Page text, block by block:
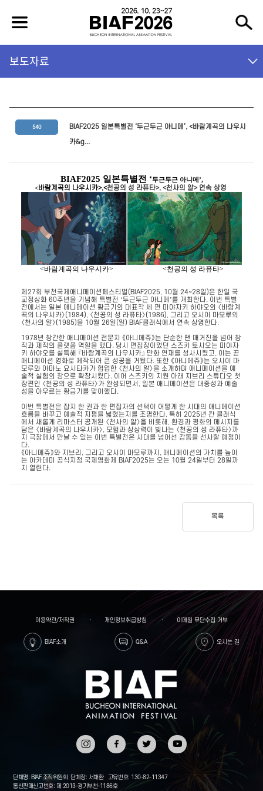
보도자료
540
BIAF2025 일본특별전 ‘두근두근 아니메’, <바람계곡의 나우시
카&g...
BIAF2025 일본특별전 ‘두근두근 아니메’,
<바람계곡의 나우시카>,<천공의 성 라퓨타>, <천사의 알> 연속 상영
<바람계곡의 나우시카> <천공의 성 라퓨타>
제27회 부천국제애니메이션페스티벌(BIAF2025, 10월 24~28일)은 한일 국
교정상화 60주년을 기념해 특별전 ‘두근두근 아니메 ’를 개최한다. 이번 특별
전에서는 일본 애니메이션 황금기의 대표작 세 편 미야자키 하야오의 〈바람계
곡의 나우시카〉(1984), 〈천공의 성 라퓨타〉(1986), 그리고 오시이 마모루의
〈천사의 알〉(1985)을 10월 26일(일) BIAF클래식에서 연속 상영한다.
1978년 창간한 애니메이션 전문지 《아니메쥬》는 단순한 팬 매거진을 넘어 창
작과 제작의 플랫폼 역할을 했다. 당시 편집장이었던 스즈키 토시오는 미야자
키 하야오를 설득해 『바람계곡의 나우시카』 만화 연재를 성사시켰고, 이는 곧
애니메이션 영화로 제작되어 큰 성공을 거뒀다. 또한 《아니메쥬》는 오시이 마
모루와 아마노 요시타카가 협업한 〈천사의 알〉을 소개하며 애니메이션을 예
술적 실험의 장으로 확장시켰다. 이어 스즈키의 지원 아래 지브리 스튜디오 첫
장편인 〈천공의 성 라퓨타〉가 완성되면서, 일본 애니메이션은 대중성과 예술
성을 아우르는 황금기를 맞이했다.
이번 특별전은 잡지 한 권과 한 편집자의 선택이 어떻게 한 시대의 애니메이션
흐름을 바꾸고 예술적 지평을 넓혔는지를 조명한다. 특히 2025년 칸 클래식
에서 새롭게 리마스터 공개된 〈천사의 알〉을 비롯해, 환경과 평화의 메시지를
담은 〈바람계곡의 나우시카〉, 모험과 상상력이 빛나는 〈천공의 성 라퓨타〉까
지 극장에서 만날 수 있는 이번 특별전은 시대를 넘어선 감동을 선사할 예정이
다.
《아니메쥬》와 지브리, 그리고 오시이 마모루까지, 애니메이션의 가치를 높이
는 아카데미 공식지정 국제영화제 BIAF2025는 오는 10월 24일부터 28일까
지 열린다.
목록
이용약관/저작권 개인정보취급방침 이메일 무단수집 거부
BIAF소개 Q&A 오시는 길
인스타
그램
페이스
북
트위터 유튜브
단체명: BIAF 조직위원회 단체장: 서채환
고유번호: 130-82-11347
통신판매신고번호: 제 2013-경기부천-1186호